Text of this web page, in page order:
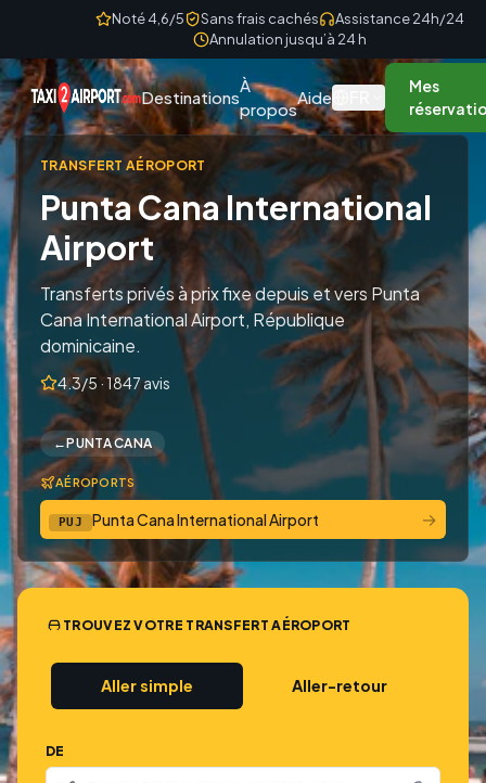
Skip to contentNoté 4,6/5 Sans frais cachés
Assistance 24h/24
Annulation jusqu’à 24 h
Destinations
À
propos
Aide
Mes
TRANSFERT AÉROPORT
Punta Cana International
Airport
Transferts privés à prix fixe depuis et vers Punta
Cana International Airport, République
dominicaine.
4.3/5 · 1847 avis
←PUNTA CANA
AÉROPORTS
PUJ Punta Cana International Airport →
TROUVEZ VOTRE TRANSFERT AÉROPORT
Aller simple Aller-retour
DE